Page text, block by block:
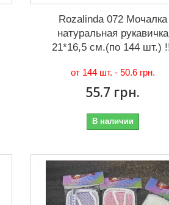
Rozalinda 072 Мочалка
натуральная рукавичка
21*16,5 см.(по 144 шт.)
от 144 шт. - 50.6 грн.
55.7 грн.
В наличии